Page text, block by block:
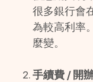
很多銀行會
為較高利率
麼變。
手續費 / 開